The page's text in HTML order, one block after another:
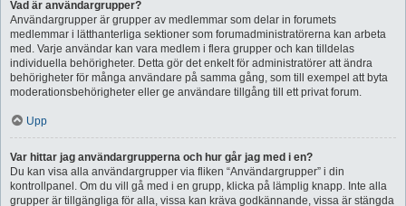
Vad är användargrupper?
Användargrupper är grupper av medlemmar som delar in forumets
medlemmar i lätthanterliga sektioner som forumadministratörerna kan arbeta
med. Varje användar kan vara medlem i flera grupper och kan tilldelas
individuella behörigheter. Detta gör det enkelt för administratörer att ändra
behörigheter för många användare på samma gång, som till exempel att byta
moderationsbehörigheter eller ge användare tillgång till ett privat forum.
Upp
Var hittar jag användargrupperna och hur går jag med i en?
Du kan visa alla användargrupper via fliken “Användargrupper” i din
kontrollpanel. Om du vill gå med i en grupp, klicka på lämplig knapp. Inte alla
grupper är tillgängliga för alla, vissa kan kräva godkännande, vissa är stängda